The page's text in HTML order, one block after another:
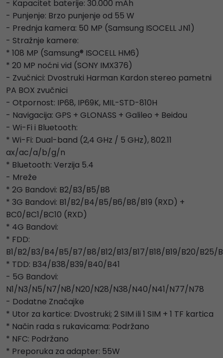
- Kapacitet baterije: 30.000 mAh
- Punjenje: Brzo punjenje od 55 W
- Prednja kamera: 50 MP (Samsung ISOCELL JN1)
- Stražnje kamere:
* 108 MP (Samsung® ISOCELL HM6)
* 20 MP noćni vid (SONY IMX376)
- Zvučnici: Dvostruki Harman Kardon stereo pametni
PA BOX zvučnici
- Otpornost: IP68, IP69K, MIL-STD-810H
- Navigacija: GPS + GLONASS + Galileo + Beidou
- Wi-Fi i Bluetooth:
* Wi-Fi: Dual-band (2,4 GHz / 5 GHz), 802.11
ax/ac/a/b/g/n
* Bluetooth: Verzija 5.4
- Mreže
* 2G Bandovi: B2/B3/B5/B8
* 3G Bandovi: B1/B2/B4/B5/B6/B8/B19 (RXD) +
BC0/BC1/BC10 (RXD)
* 4G Bandovi:
* FDD:
B1/B2/B3/B4/B5/B7/B8/B12/B13/B17/B18/B19/B20/
* TDD: B34/B38/B39/B40/B41
- 5G Bandovi:
N1/N3/N5/N7/N8/N20/N28/N38/N40/N41/N77/N78
- Dodatne Značajke
* Utor za kartice: Dvostruki; 2 SIM ili 1 SIM + 1 TF kartica
* Način rada s rukavicama: Podržano
* NFC: Podržano
* Preporuka za adapter: 55W